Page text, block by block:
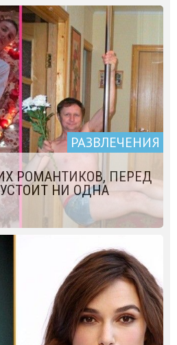
РАЗВЛЕЧЕНИЯ
РОМАНТИКОВ, ПЕРЕД
НИ ОДНА